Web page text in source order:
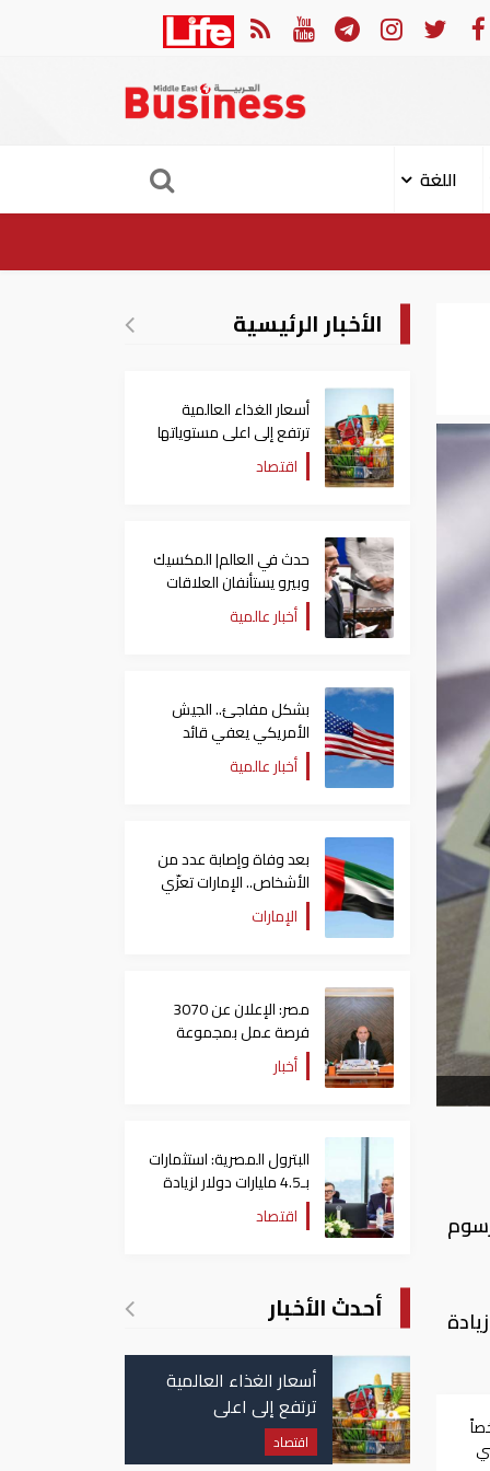
بشكل مفاجئ.. الجيش الأمريكي يعفي قائد الفيلق الخامس
اللغة
في أكبر زيادة
شخصاً
الأخبار الرئيسية
أسعار الغذاء العالمية
ترتفع إلى اعلى مستوياتها
منذ 3 سنواتاقتصاد
حدث في العالم| المكسيك
وبيرو يستأنفان العلاقات
وتنصيب رئيسا جديدا
أخبار عالمية
بشكل مفاجئ.. الجيش
الأمريكي يعفي قائد
الفيلق الخامس من منصبه
أخبار عالمية
بعد وفاة وإصابة عدد من
الأشخاص.. الإمارات تعزّي
أنغولاالإمارات
مصر: الإعلان عن 3070
فرصة عمل بمجموعة
طلعت مصطفى
أخبار
البترول المصرية: استثمارات
بـ4.5 مليارات دولار لزيادة
الإنتاج المحلي وتقليل
الاستيراد
اقتصاد
أحدث الأخبار
أسعار الغذاء العالمية
ترتفع إلى اعلى
مستوياتها منذ 3 سنوات
اقتصاد